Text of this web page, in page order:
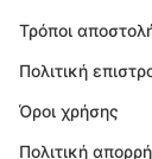
Τρόποι
Πολιτική
Όροι χρήσης
Πολιτική